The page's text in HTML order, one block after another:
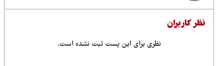
کاربران
نظری برای این پست ثبت نشده است.